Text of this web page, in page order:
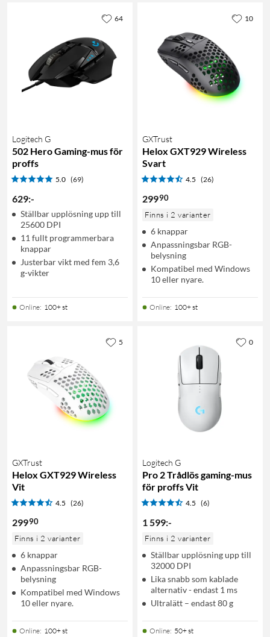
Logitech G
502 Hero Gaming-mus för
proffs
5.0 (69)
629:-
Ställbar upplösning upp till
25600 DPI
11 fullt programmerbara
knappar
Justerbar vikt med fem 3,6
g-vikter
Online: 100+ st
64
GXTrust
Helox GXT929 Wireless
Svart
4.5 (26)
29990
Finns i 2 varianter
6 knappar
Anpassningsbar RGB-
belysning
Kompatibel med Windows
10 eller nyare.
Online: 100+ st
10
GXTrust
Helox GXT929 Wireless
Vit
4.5 (26)
29990
Finns i 2 varianter
6 knappar
Anpassningsbar RGB-
belysning
Kompatibel med Windows
10 eller nyare.
Online: 100+ st
5
Logitech G
Pro 2 Trådlös gaming-mus
för proffs Vit
4.5 (6)
1 599:-
Finns i 2 varianter
Ställbar upplösning upp till
32000 DPI
Lika snabb som kablade
alternativ - endast 1 ms
Ultralätt – endast 80 g
Online: 50+ st
0